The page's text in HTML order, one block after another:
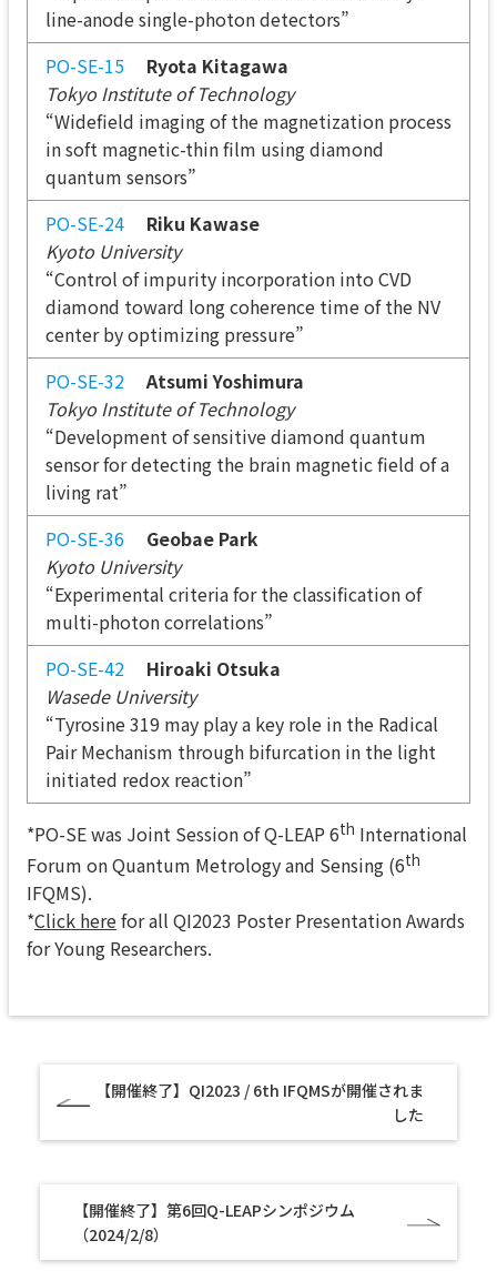
line-anode single-photon detectors”
PO-SE-15
Ryota Kitagawa
Tokyo Institute of Technology
“Widefield imaging of the magnetization process
in soft magnetic-thin film using diamond
quantum sensors”
PO-SE-24
Riku Kawase
Kyoto University
“Control of impurity incorporation into CVD
diamond toward long coherence time of the NV
center by optimizing pressure”
PO-SE-32
Atsumi Yoshimura
Tokyo Institute of Technology
“Development of sensitive diamond quantum
sensor for detecting the brain magnetic field of a
living rat”
PO-SE-36
Geobae Park
Kyoto University
“Experimental criteria for the classification of
multi-photon correlations”
PO-SE-42
Hiroaki Otsuka
Wasede University
“Tyrosine 319 may play a key role in the Radical
Pair Mechanism through bifurcation in the light
initiated redox reaction”
*PO-SE was Joint Session of Q-LEAP 6th International
Forum on Quantum Metrology and Sensing (6th
IFQMS).
*Click herefor all QI2023 Poster Presentation Awards
for Young Researchers.
【開催終了】QI2023 / 6th IFQMSが開催されま
した
【開催終了】第6回Q-LEAPシンポジウム
（2024/2/8）